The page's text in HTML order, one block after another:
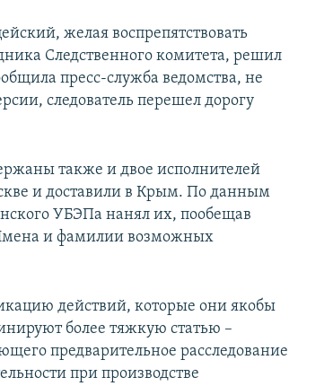
желая воспрепятствовать
Следственного комитета, решил
пресс-служба ведомства, не
следователь перешел дорогу
также и двое исполнителей
и доставили в Крым. По данным
УБЭПа нанял их, пообещав
и фамилии возможных
действий, которые они якобы
более тяжкую статью –
предварительное расследование
при производстве